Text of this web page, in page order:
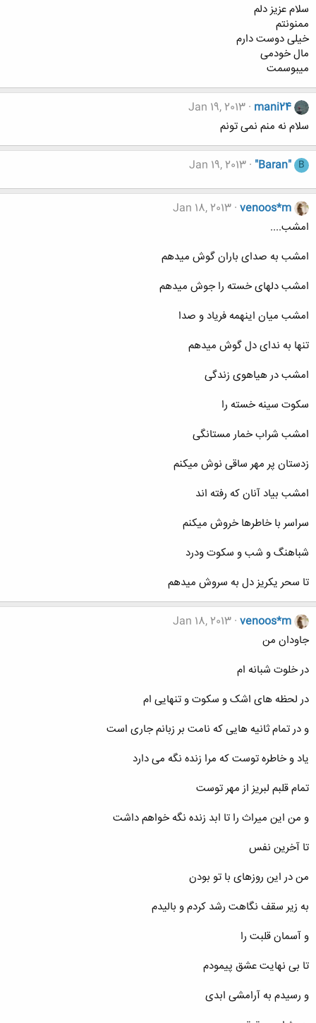
سلام عزیز دلم
ممنونتم
خیلی دوست دارم
مال خودمی
میبوسمت
mani24
Jan 19, 2013
سلام نه منم نمی تونم
B
"Baran"
Jan 19, 2013
venoos*m
Jan 18, 2013
امشب....
امشب به صدای باران گوش میدهم
امشب دلهای خسته را جوش میدهم
امشب میان اینهمه فریاد و صدا
تنها به ندای دل گوش میدهم
امشب در هیاهوی زندگی
سکوت سینه خسته را
امشب شراب خمار مستانگی
زدستان پر مهر ساقی نوش میکنم
امشب بیاد آنان که رفته اند
سراسر با خاطرها خروش میکنم
شباهنگ و شب و سکوت ودرد
تا سحر یکریز دل به سروش میدهم
venoos*m
Jan 18, 2013
جاودان من
در خلوت شبانه ام
در لحظه های اشک و سکوت و تنهایی ام
و در تمام ثانیه هایی که نامت بر زبانم جاری است
یاد و خاطره توست که مرا زنده نگه می دارد
تمام قلبم لبریز از مهر توست
و من این میراث را تا ابد زنده نگه خواهم داشت
تا آخرین نفس
من در این روزهای با تو بودن
به زیر سقف نگاهت رشد کردم و بالیدم
و آسمان قلبت را
تا بی نهایت عشق پیمودم
و رسیدم به آرامشی ابدی